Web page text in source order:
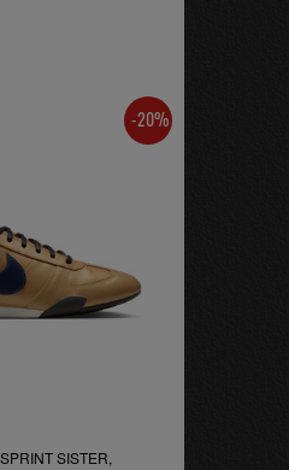
-20%
SISTER,